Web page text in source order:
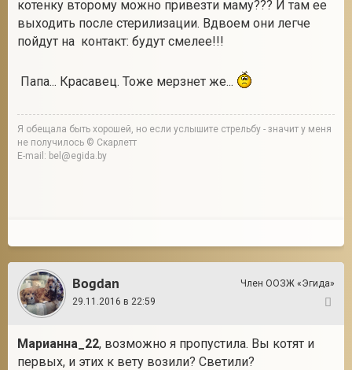
котенку второму можно привезти маму??? И там ее
выходить после стерилизации. Вдвоем они легче
пойдут на контакт: будут смелее!!!
Папа... Красавец. Тоже мерзнет же...
Я обещала быть хорошей, но если услышите стрельбу - значит у меня
не получилось © Скарлетт
E-mail: bel@egida.by
Bogdan
Член ООЗЖ «Эгида»
29.11.2016 в 22:59
Марианна_22, возможно я пропустила. Вы котят и
первых, и этих к вету возили? Светили?